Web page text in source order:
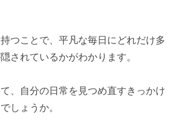
つことで、平凡な毎日にどれだけ多
されているかがわかります。
、自分の日常を見つめ直すきっかけ
しょうか。